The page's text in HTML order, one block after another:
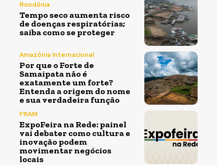
Rondônia
Tempo seco aumenta risco
de doenças respiratórias;
saiba como se proteger
Amazônia Internacional
Por que o Forte de
Samaipata não é
exatamente um forte?
Entenda a origem do nome
e sua verdadeira função
FRAM
ExpoFeira na Rede: painel
vai debater como cultura e
inovação podem
movimentar negócios
locais